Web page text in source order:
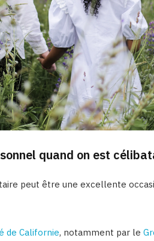
quand on est
peut être une excellente
de Californie, notamment par le